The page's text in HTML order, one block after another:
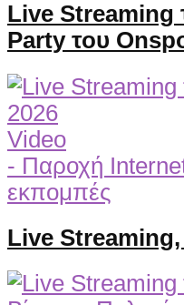
Live Streaming
Party του
Video
- Παροχή
εκπομπές
Live